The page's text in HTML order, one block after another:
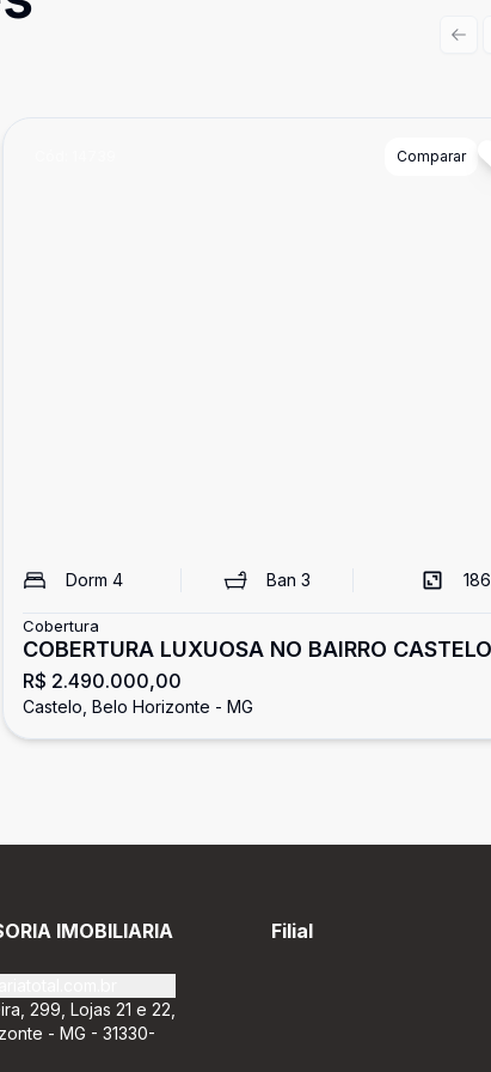
Comparar
Dorm 4 Ban 3 186
Cobertura
COBERTURA LUXUOSA NO BAIRRO CASTELO
R$ 2.490.000,00
Castelo, Belo Horizonte - MG
IMOBILIARIA
299, Lojas 21 e 22,
- MG - 31330-
Filial